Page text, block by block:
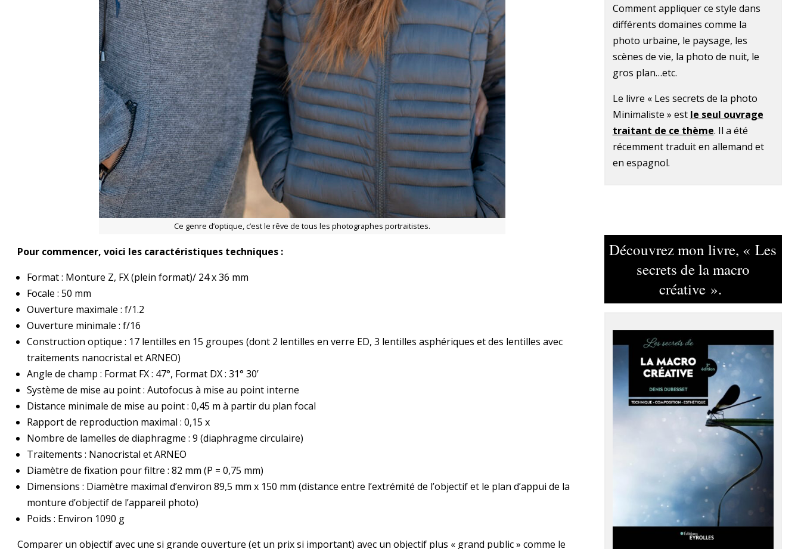
Ce genre d’optique, c’est le rêve de tous les photographes portraitistes.
Pour commencer, voici les caractéristiques techniques :
Format : Monture Z, FX (plein format)/ 24 x 36 mm
Focale : 50 mm
Ouverture maximale : f/1.2
Ouverture minimale : f/16
Construction optique : 17 lentilles en 15 groupes (dont 2 lentilles en verre ED, 3 lentilles asphériques et des lentilles avec
traitements nanocristal et ARNEO)
Angle de champ : Format FX : 47°, Format DX : 31° 30’
Système de mise au point : Autofocus à mise au point interne
Distance minimale de mise au point : 0,45 m à partir du plan focal
Rapport de reproduction maximal : 0,15 x
Nombre de lamelles de diaphragme : 9 (diaphragme circulaire)
Traitements : Nanocristal et ARNEO
Diamètre de fixation pour filtre : 82 mm (P = 0,75 mm)
Dimensions : Diamètre maximal d’environ 89,5 mm x 150 mm (distance entre l’extrémité de l’objectif et le plan d’appui de la
monture d’objectif de l’appareil photo)
Poids : Environ 1090 g
Comparer un objectif avec une si grande ouverture (et un prix si important) avec un objectif plus « grand public » comme le
Comment appliquer ce style dans
différents domaines comme la
photo urbaine, le paysage, les
scènes de vie, la photo de nuit, le
gros plan…etc.
Le livre « Les secrets de la photo
Minimaliste » est le seul ouvrage
traitant de ce thème. Il a été
récemment traduit en allemand et
en espagnol.
Découvrez mon livre, « Les
secrets de la macro
créative ».
Abonnez-vous à la newsletter